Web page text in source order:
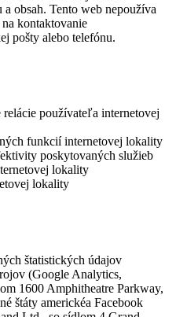
obsah. Tento web nepoužíva
kontaktovanie
pošty alebo telefónu.
používateľa internetovej
funkcií internetovej lokality
poskytovaných služieb
lokality
lokality
štatistických údajov
(Google Analytics,
1600 Amphitheatre Parkway,
štáty americkéa Facebook